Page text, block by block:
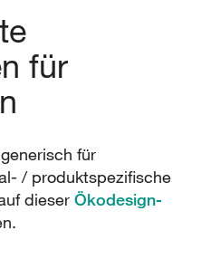
für
für
/ produktspezifische
dieser Ökodesign-